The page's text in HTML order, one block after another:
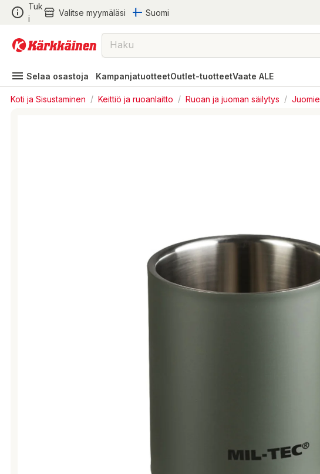
Tuk
i
Valitse myymäläsi Suomi
Selaa osastoja KampanjatuotteetOutlet-tuotteetVaate ALE
Koti ja Sisustaminen / Keittiö ja ruoanlaitto / Ruoan ja juoman säilytys /